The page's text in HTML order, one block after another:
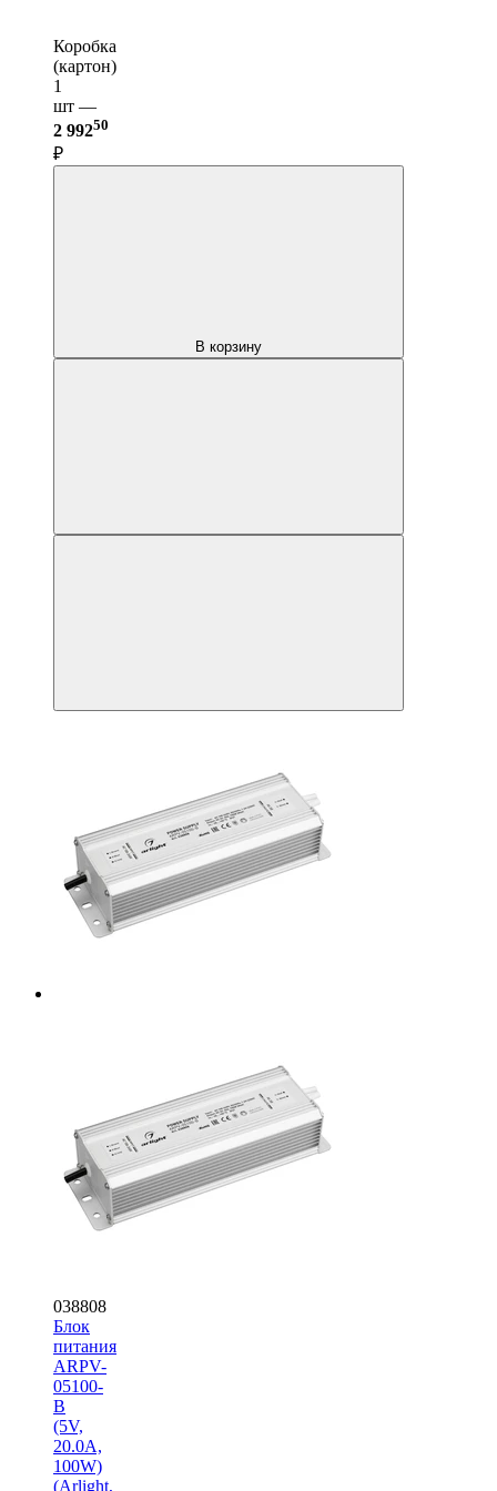
Коробка
(картон)
1
шт —
2 99250
₽
В корзину
038808
Блок
питания
ARPV-
05100-
B
(5V,
20.0A,
100W)
(Arlight,